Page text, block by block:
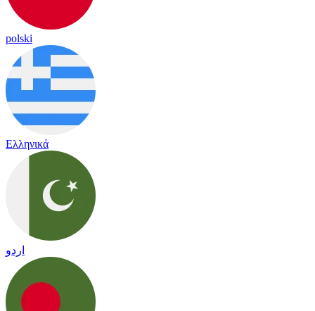
polski
Ελληνικά
اردو